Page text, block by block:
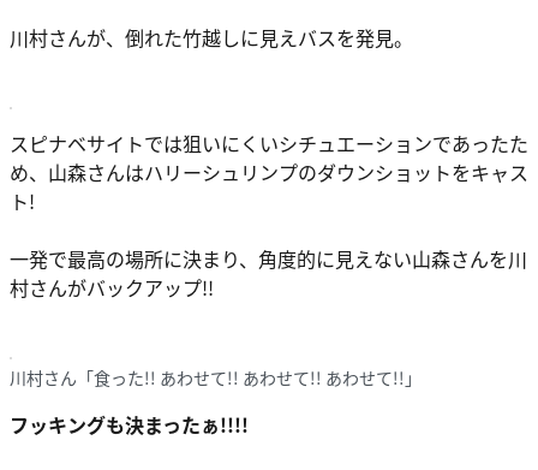
川村さんが、倒れた竹越しに見えバスを発見。
スピナベサイトでは狙いにくいシチュエーションであったた
め、山森さんはハリーシュリンプのダウンショットをキャス
ト!
一発で最高の場所に決まり、角度的に見えない山森さんを川
村さんがバックアップ!!
川村さん「食った!! あわせて!! あわせて!! あわせて!!」
フッキングも決まったぁ!!!!